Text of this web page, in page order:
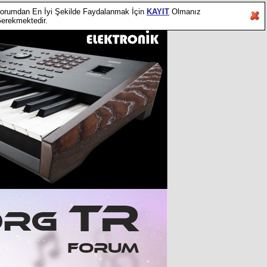
En İyi Şekilde Faydalanmak İçin KAYIT Olmanız